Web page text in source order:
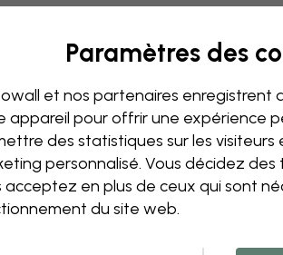
Paramètres des
et nos partenaires enregistrent
appareil pour offrir une expérience
des statistiques sur les visiteurs
personnalisé. Vous décidez
acceptez en plus de ceux qui sont
du site web.